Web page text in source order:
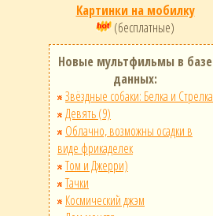
Картинки на мобилку
(бесплатные)
Новые мультфильмы в базе
данных:
Звёздные собаки: Белка и Стрелка
Девять (9)
Облачно, возможны осадки в
виде фрикаделек
Том и Джерри)
Тачки
Космический джэм